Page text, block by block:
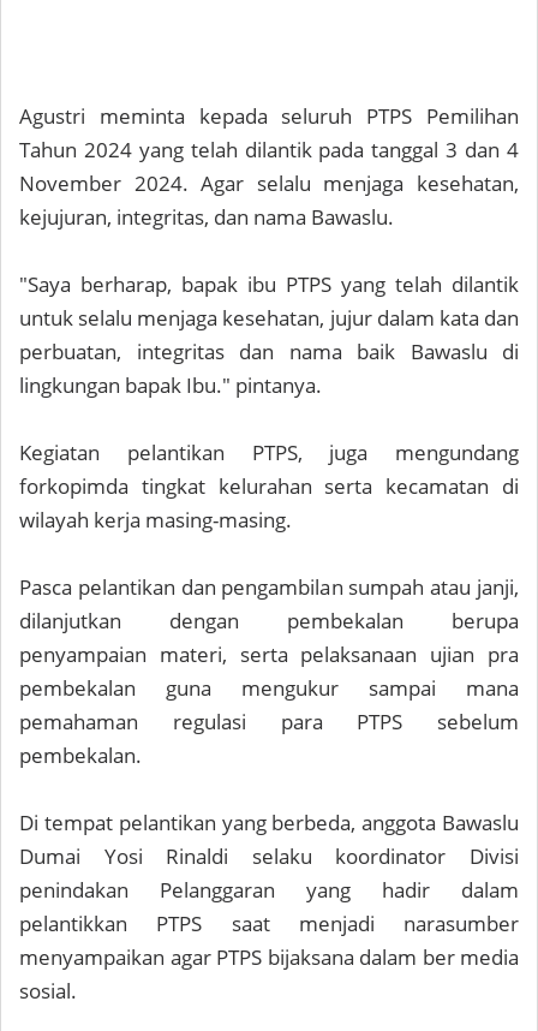
Agustri meminta kepada seluruh PTPS Pemilihan
Tahun 2024 yang telah dilantik pada tanggal 3 dan 4
November 2024. Agar selalu menjaga kesehatan,
kejujuran, integritas, dan nama Bawaslu.
"Saya berharap, bapak ibu PTPS yang telah dilantik
untuk selalu menjaga kesehatan, jujur dalam kata dan
perbuatan, integritas dan nama baik Bawaslu di
lingkungan bapak Ibu." pintanya.
Kegiatan pelantikan PTPS, juga mengundang
forkopimda tingkat kelurahan serta kecamatan di
wilayah kerja masing-masing.
Pasca pelantikan dan pengambilan sumpah atau janji,
dilanjutkan dengan pembekalan berupa
penyampaian materi, serta pelaksanaan ujian pra
pembekalan guna mengukur sampai mana
pemahaman regulasi para PTPS sebelum
pembekalan.
Di tempat pelantikan yang berbeda, anggota Bawaslu
Dumai Yosi Rinaldi selaku koordinator Divisi
penindakan Pelanggaran yang hadir dalam
pelantikkan PTPS saat menjadi narasumber
menyampaikan agar PTPS bijaksana dalam ber media
sosial.